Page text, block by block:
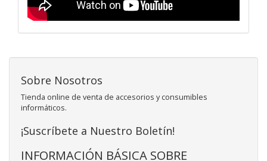
Sobre Nosotros
Tienda online de venta de accesorios y consumibles
informáticos.
¡Suscríbete a Nuestro Boletín!
INFORMACIÓN BÁSICA SOBRE